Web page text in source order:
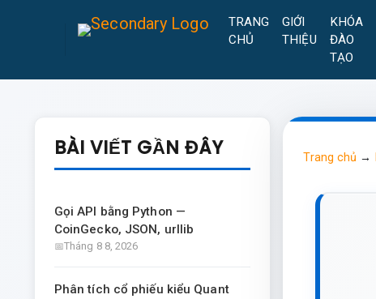
TRANG
CHỦ
GIỚI
THIỆU
KHÓA
ĐÀO
TẠO
BÀI VIẾT GẦN ĐÂY
Gọi API bằng Python —
CoinGecko, JSON, urllib
Tháng 8 8, 2026
Phân tích cổ phiếu kiểu Quant
Trang chủ →